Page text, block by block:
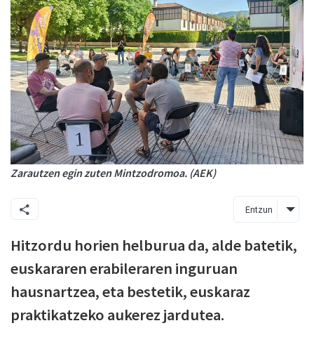
Zarautzen egin zuten Mintzodromoa. (AEK)
Entzun
Hitzordu horien helburua da, alde batetik,
euskararen erabileraren inguruan
hausnartzea, eta bestetik, euskaraz
praktikatzeko aukerez jardutea.